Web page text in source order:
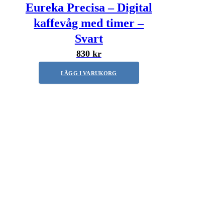
Eureka Precisa – Digital
kaffevåg med timer –
Svart
830 kr
LÄGG I VARUKORG